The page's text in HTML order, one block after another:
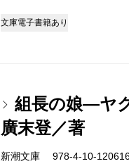
文庫電子書籍あり
組長の娘―ヤ
廣末登／著
新潮文庫 978-4-10-